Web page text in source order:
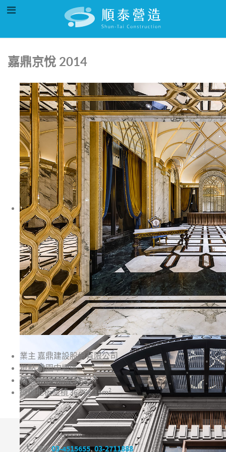
嘉鼎京悅 2014
業主 嘉鼎建設股份有限公司
地點桃園中壢區
構造RC(鋼筋混凝土)
總樓地板面積36,766.15m2
電話03-4515655,03-2711888